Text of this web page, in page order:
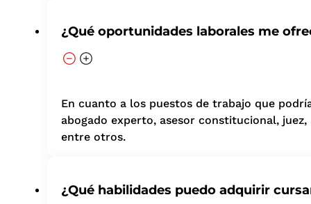
¿Qué oportunidades laborales me
En cuanto a los puestos de trabajo que
abogado experto, asesor constitucional,
entre otros.
¿Qué habilidades puedo adquirir